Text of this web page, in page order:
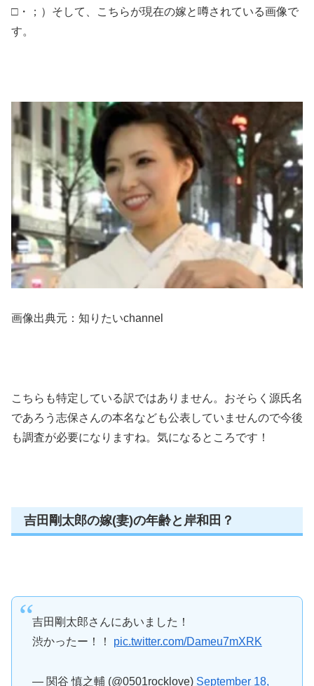
□・；）そして、こちらが現在の嫁と噂されている画像で
す。
画像出典元：知りたいchannel
こちらも特定している訳ではありません。おそらく源氏名
であろう志保さんの本名なども公表していませんので今後
も調査が必要になりますね。気になるところです！
吉田剛太郎の嫁(妻)の年齢と岸和田？
吉田剛太郎さんにあいました！
渋かったー！！ pic.twitter.com/Dameu7mXRK
— 関谷 慎之輔 (@0501rocklove) September 18,